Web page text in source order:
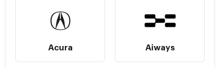
Acura Aiways